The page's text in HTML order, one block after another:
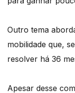
Outro tema
mobilidade que,
resolver há 36
Apesar desse